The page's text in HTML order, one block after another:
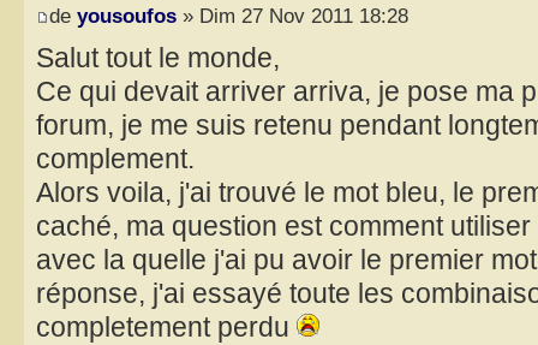
de yousoufos » Dim 27 Nov 2011 18:28
Salut tout le monde,
Ce qui devait arriver arriva, je pose ma
forum, je me suis retenu pendant
complement.
Alors voila, j'ai trouvé le mot bleu, le
caché, ma question est comment
avec la quelle j'ai pu avoir le premier
réponse, j'ai essayé toute les
completement perdu